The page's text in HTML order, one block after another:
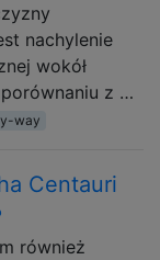
nachylenie
wokół
z …
way
Centauri
również